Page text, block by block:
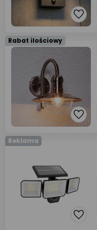
Rabat ilościowy
Reklama